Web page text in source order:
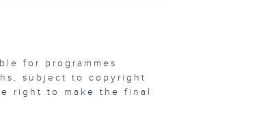
for programmes
subject to copyright
right to make the final